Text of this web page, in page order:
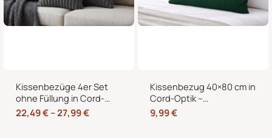
Kissenbezüge 4er Set
ohne Füllung in Cord-
Optik mit Hotelverschluss
– 40×40, 45×45 & 50×50
22,49€–27,99€
Kissenbezug 40×80 cm in
Cord-Optik –
Kopfkissenbezug &
Sofakissenbezug mit
9,99€